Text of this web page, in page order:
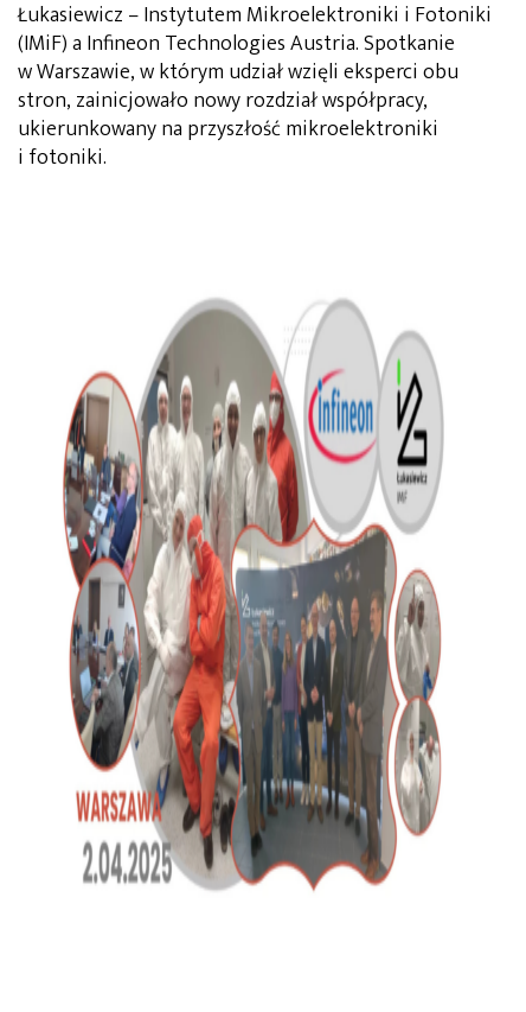
Łukasiewicz – Instytutem Mikroelektroniki i Fotoniki
(IMiF) a Infineon Technologies Austria. Spotkanie
w Warszawie, w którym udział wzięli eksperci obu
stron, zainicjowało nowy rozdział współpracy,
ukierunkowany na przyszłość mikroelektroniki
i fotoniki.